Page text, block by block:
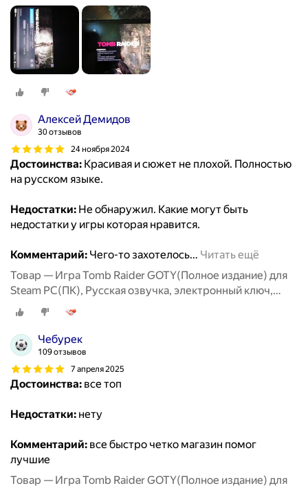
СНГ, кроме РФ и РБ
Алексей Демидов
30 отзывов
24 ноября 2024
Достоинства: Красивая и сюжет не плохой. Полностью
на русском языке.
Недостатки: Не обнаружил. Какие могут быть
недостатки у игры которая нравится.
Комментарий: Чего-то захотелось… Читать ещё
Товар — Игра Tomb Raider GOTY(Полное издание) для
Steam PC(ПК), Русская озвучка, электронный ключ,
СНГ, кроме РФ и РБ
Чебурек
109 отзывов
7 апреля 2025
Достоинства: все топ
Недостатки: нету
Комментарий: все быстро четко магазин помог
лучшие
Товар — Игра Tomb Raider GOTY(Полное издание) для